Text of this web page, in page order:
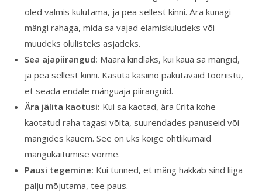
oled valmis kulutama, ja pea sellest kinni. Ära kunagi
mängi rahaga, mida sa vajad elamiskuludeks või
muudeks olulisteks asjadeks.
Sea ajapiirangud: Määra kindlaks, kui kaua sa mängid,
ja pea sellest kinni. Kasuta kasiino pakutavaid tööriistu,
et seada endale mänguaja piiranguid.
Ära jälita kaotusi: Kui sa kaotad, ära ürita kohe
kaotatud raha tagasi võita, suurendades panuseid või
mängides kauem. See on üks kõige ohtlikumaid
mängukäitumise vorme.
Pausi tegemine: Kui tunned, et mäng hakkab sind liiga
palju mõjutama, tee paus.